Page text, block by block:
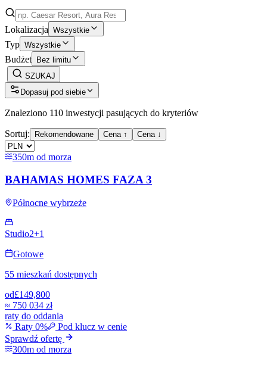
Lokalizacja Wszystkie
Typ Wszystkie
Budżet Bez limitu
SZUKAJ
Dopasuj pod siebie
Znaleziono 110 inwestycji pasujących do kryteriów
Sortuj: Rekomendowane Cena ↑ Cena ↓
350m od morza
BAHAMAS HOMES FAZA 3
Północne wybrzeże
Studio2+1
Gotowe
55 mieszkań dostępnych
od£149,800
≈ 750 034 zł
raty do oddania
Raty 0%
Pod klucz w cenie
Sprawdź ofertę
300m od morza